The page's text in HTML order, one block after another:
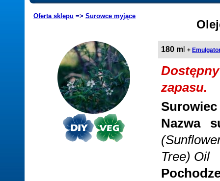
Oferta sklepu => Surowce myjące
180 m +
zapasu.
Nazwa
Tree) Oil